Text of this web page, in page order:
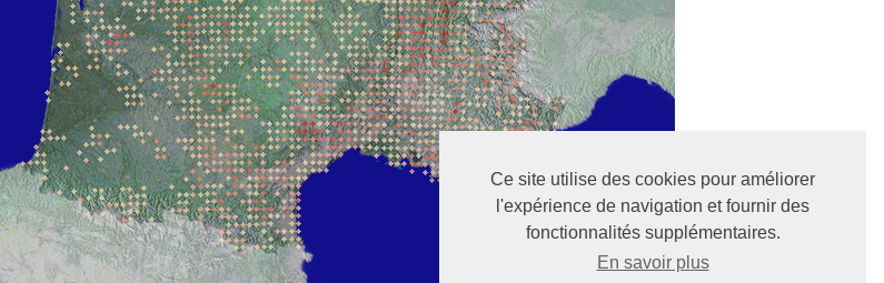
Ce site utilise des cookies pour améliorer
l'expérience de navigation et fournir des
fonctionnalités supplémentaires.
En savoir plus